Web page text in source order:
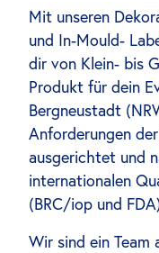
Mit unseren
und In-Mould-
dir von Klein- bis
Produkt für dein
Bergneustadt
Anforderungen
ausgerichtet und
internationalen
(BRC/iop und
Wir sind ein Team